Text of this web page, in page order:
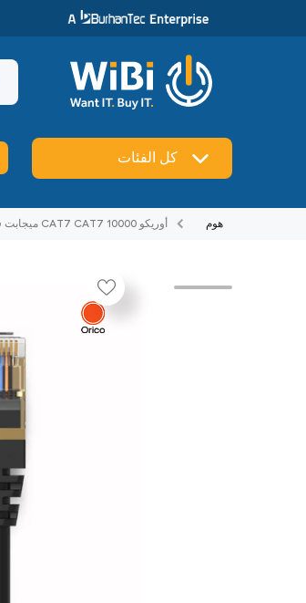
تخطي إلى المحتوى
كل الفئات
هوم أوريكو CAT7 CAT7 10000 ميجابت في الثانية إيثرنت كابل (PUG-C7) - 10 متر / أسود
تخطي إلى منتج معلومات